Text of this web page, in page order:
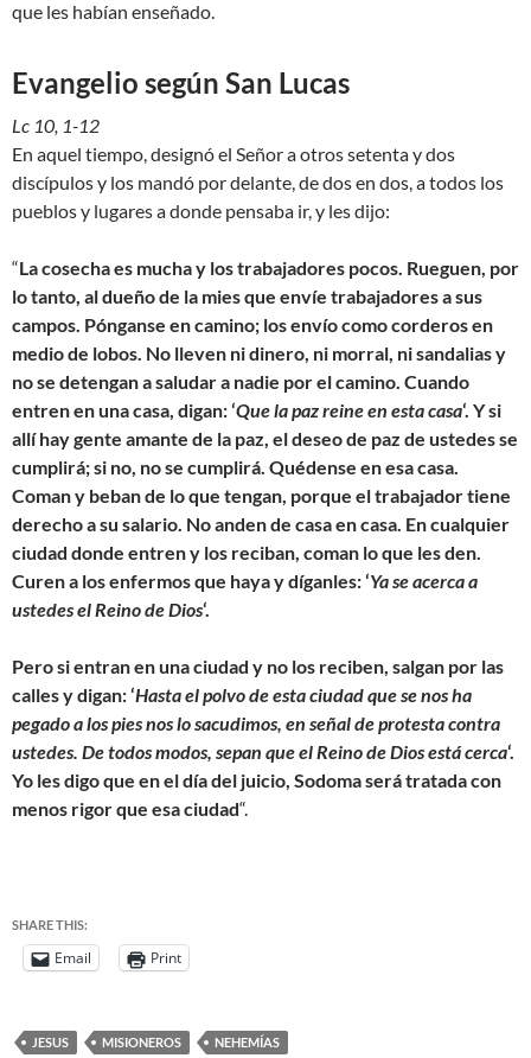
que les habían enseñado.
Evangelio según San Lucas
Lc 10, 1-12
En aquel tiempo, designó el Señor a otros setenta y dos
discípulos y los mandó por delante, de dos en dos, a todos los
pueblos y lugares a donde pensaba ir, y les dijo:
“La cosecha es mucha y los trabajadores pocos. Rueguen, por
lo tanto, al dueño de la mies que envíe trabajadores a sus
campos. Pónganse en camino; los envío como corderos en
medio de lobos. No lleven ni dinero, ni morral, ni sandalias y
no se detengan a saludar a nadie por el camino. Cuando
entren en una casa, digan: ‘Que la paz reine en esta casa‘. Y si
allí hay gente amante de la paz, el deseo de paz de ustedes se
cumplirá; si no, no se cumplirá. Quédense en esa casa.
Coman y beban de lo que tengan, porque el trabajador tiene
derecho a su salario. No anden de casa en casa. En cualquier
ciudad donde entren y los reciban, coman lo que les den.
Curen a los enfermos que haya y díganles: ‘Ya se acerca a
ustedes el Reino de Dios‘.
Pero si entran en una ciudad y no los reciben, salgan por las
calles y digan: ‘Hasta el polvo de esta ciudad que se nos ha
pegado a los pies nos lo sacudimos, en señal de protesta contra
ustedes. De todos modos, sepan que el Reino de Dios está cerca‘.
Yo les digo que en el día del juicio, Sodoma será tratada con
menos rigor que esa ciudad“.
SHARE THIS:
Email Print
JESUS MISIONEROS NEHEMÍAS